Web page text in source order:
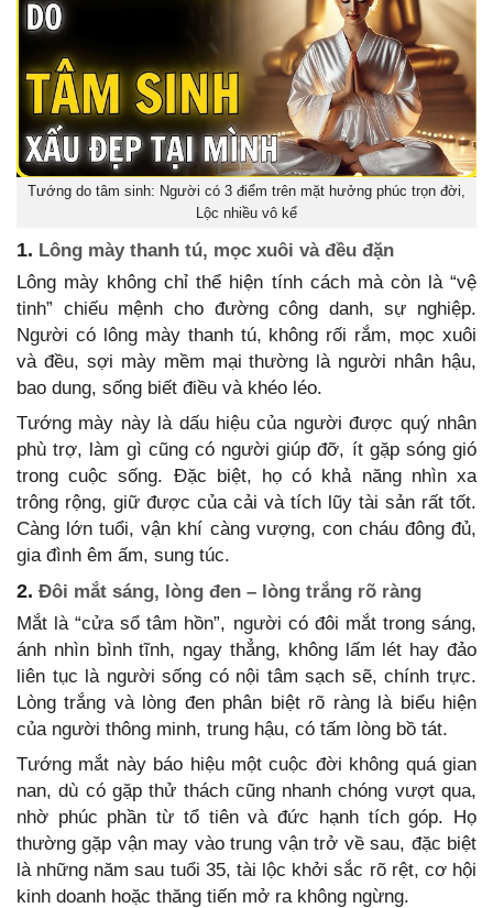
Tướng do tâm sinh: Người có 3 điểm trên mặt hưởng phúc trọn đời,
Lộc nhiều vô kể
1. Lông mày thanh tú, mọc xuôi và đều đặn
Lông mày không chỉ thể hiện tính cách mà còn là “vệ
tinh” chiếu mệnh cho đường công danh, sự nghiệp.
Người có lông mày thanh tú, không rối rắm, mọc xuôi
và đều, sợi mày mềm mại thường là người nhân hậu,
bao dung, sống biết điều và khéo léo.
Tướng mày này là dấu hiệu của người được quý nhân
phù trợ, làm gì cũng có người giúp đỡ, ít gặp sóng gió
trong cuộc sống. Đặc biệt, họ có khả năng nhìn xa
trông rộng, giữ được của cải và tích lũy tài sản rất tốt.
Càng lớn tuổi, vận khí càng vượng, con cháu đông đủ,
gia đình êm ấm, sung túc.
2. Đôi mắt sáng, lòng đen – lòng trắng rõ ràng
Mắt là “cửa sổ tâm hồn”, người có đôi mắt trong sáng,
ánh nhìn bình tĩnh, ngay thẳng, không lấm lét hay đảo
liên tục là người sống có nội tâm sạch sẽ, chính trực.
Lòng trắng và lòng đen phân biệt rõ ràng là biểu hiện
của người thông minh, trung hậu, có tấm lòng bồ tát.
Tướng mắt này báo hiệu một cuộc đời không quá gian
nan, dù có gặp thử thách cũng nhanh chóng vượt qua,
nhờ phúc phần từ tổ tiên và đức hạnh tích góp. Họ
thường gặp vận may vào trung vận trở về sau, đặc biệt
là những năm sau tuổi 35, tài lộc khởi sắc rõ rệt, cơ hội
kinh doanh hoặc thăng tiến mở ra không ngừng.